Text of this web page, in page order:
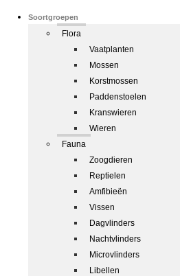
Soortgroepen
Flora
Vaatplanten
Mossen
Korstmossen
Paddenstoelen
Kranswieren
Wieren
Fauna
Zoogdieren
Reptielen
Amfibieën
Vissen
Dagvlinders
Nachtvlinders
Microvlinders
Libellen